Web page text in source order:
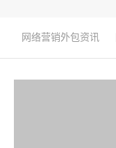
网络营销外包资讯